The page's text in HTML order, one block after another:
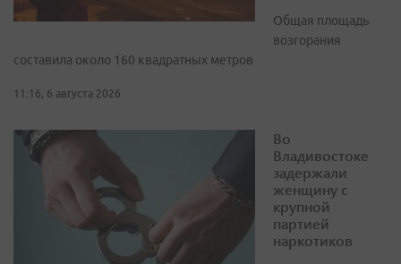
Общая площадь
возгорания
составила около 160 квадратных метров
11:16, 6 августа 2026
Во
Владивостоке
задержали
женщину с
крупной
партией
наркотиков